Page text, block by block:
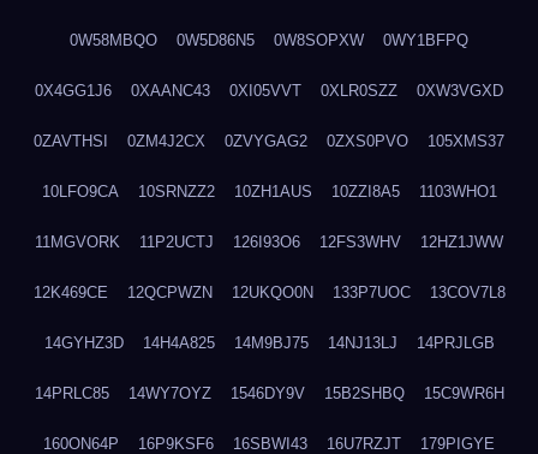
0W58MBQO 0W5D86N5 0W8SOPXW 0WY1BFPQ
0X4GG1J6 0XAANC43 0XI05VVT 0XLR0SZZ 0XW3VGXD
0ZAVTHSI 0ZM4J2CX 0ZVYGAG2 0ZXS0PVO 105XMS37
10LFO9CA 10SRNZZ2 10ZH1AUS 10ZZI8A5 1103WHO1
11MGVORK 11P2UCTJ 126I93O6 12FS3WHV 12HZ1JWW
12K469CE 12QCPWZN 12UKQO0N 133P7UOC 13COV7L8
14GYHZ3D 14H4A825 14M9BJ75 14NJ13LJ 14PRJLGB
14PRLC85 14WY7OYZ 1546DY9V 15B2SHBQ 15C9WR6H
160ON64P 16P9KSF6 16SBWI43 16U7RZJT 179PIGYE